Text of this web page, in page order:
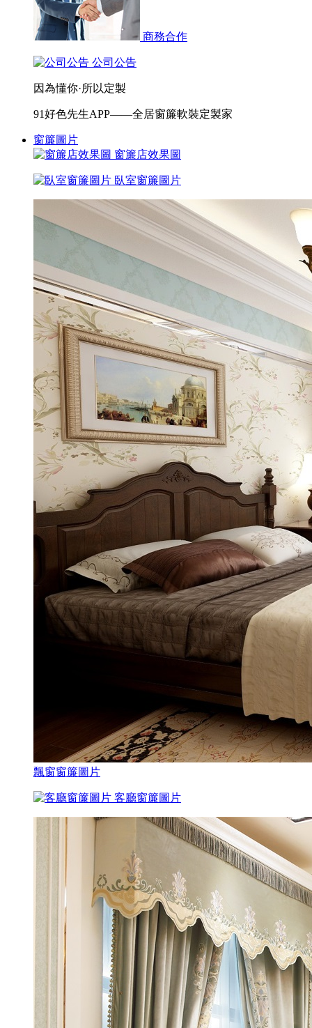
商務合作
公司公告
因為懂你·所以定製
91好色先生APP——全居窗簾軟裝定製家
窗簾圖片
窗簾店效果圖
臥室窗簾圖片
飄窗窗簾圖片
客廳窗簾圖片